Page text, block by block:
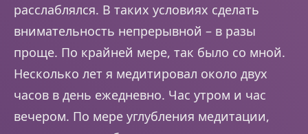
расслаблялся. В таких условиях сделать
внимательность непрерывной – в разы
проще. По крайней мере, так было со мной.
Несколько лет я медитировал около двух
часов в день ежедневно. Час утром и час
вечером. По мере углубления медитации,